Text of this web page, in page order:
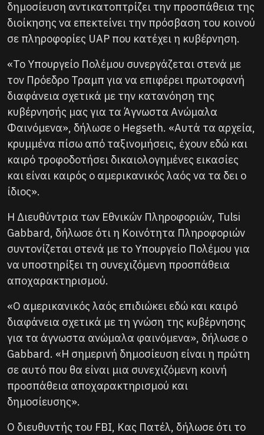
δημοσίευση αντικατοπτρίζει την προσπάθεια της
διοίκησης να επεκτείνει την πρόσβαση του κοινού
σε πληροφορίες UAP που κατέχει η κυβέρνηση.
«Το Υπουργείο Πολέμου συνεργάζεται στενά με
τον Πρόεδρο Τραμπ για να επιφέρει πρωτοφανή
διαφάνεια σχετικά με την κατανόηση της
κυβέρνησής μας για τα Άγνωστα Ανώμαλα
Φαινόμενα», δήλωσε ο Hegseth. «Αυτά τα αρχεία,
κρυμμένα πίσω από ταξινομήσεις, έχουν εδώ και
καιρό τροφοδοτήσει δικαιολογημένες εικασίες
και είναι καιρός ο αμερικανικός λαός να τα δει ο
ίδιος».
Η Διευθύντρια των Εθνικών Πληροφοριών, Tulsi
Gabbard, δήλωσε ότι η Κοινότητα Πληροφοριών
συντονίζεται στενά με το Υπουργείο Πολέμου για
να υποστηρίξει τη συνεχιζόμενη προσπάθεια
αποχαρακτηρισμού.
«Ο αμερικανικός λαός επιδιώκει εδώ και καιρό
διαφάνεια σχετικά με τη γνώση της κυβέρνησης
για τα άγνωστα ανώμαλα φαινόμενα», δήλωσε ο
Gabbard. «Η σημερινή δημοσίευση είναι η πρώτη
σε αυτό που θα είναι μια συνεχιζόμενη κοινή
προσπάθεια αποχαρακτηρισμού και
δημοσίευσης».
Ο διευθυντής του FBI, Κας Πατέλ, δήλωσε ότι το